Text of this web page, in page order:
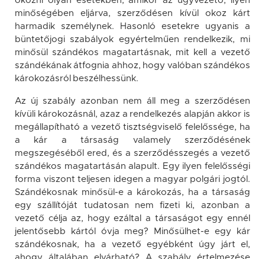
minőségében eljárva, szerződésen kívül okoz kárt
harmadik személynek. Hasonló esetekre ugyanis a
büntetőjogi szabályok egyértelműen rendelkezik, mi
minősül szándékos magatartásnak, mit kell a vezető
szándékának átfognia ahhoz, hogy valóban szándékos
károkozásról beszélhessünk.
Az új szabály azonban nem áll meg a szerződésen
kívüli károkozásnál, azaz a rendelkezés alapján akkor is
megállapítható a vezető tisztségviselő felelőssége, ha
a kár a társaság valamely szerződésének
megszegéséből ered, és a szerződésszegés a vezető
szándékos magatartásán alapult. Egy ilyen felelősségi
forma viszont teljesen idegen a magyar polgári jogtól.
Szándékosnak minősül-e a károkozás, ha a társaság
egy szállítóját tudatosan nem fizeti ki, azonban a
vezető célja az, hogy ezáltal a társaságot egy ennél
jelentősebb kártól óvja meg? Minősülhet-e egy kár
szándékosnak, ha a vezető egyébként úgy járt el,